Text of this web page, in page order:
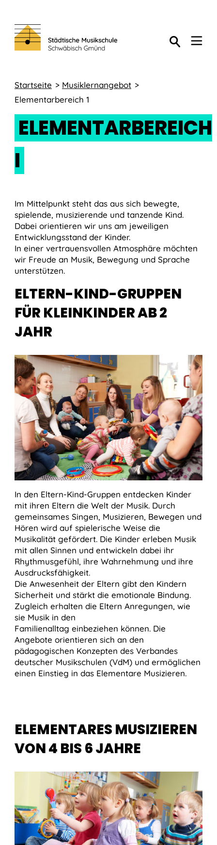
Startseite
Musiklernangebot
Elementarbereich 1
ELEMENTARBEREICH
I
Im Mittelpunkt steht das aus sich bewegte,
spielende, musizierende und tanzende Kind.
Dabei orientieren wir uns am jeweiligen
Entwicklungsstand der Kinder.
In einer vertrauensvollen Atmosphäre möchten
wir Freude an Musik, Bewegung und Sprache
unterstützen.
ELTERN-KIND-GRUPPEN
FÜR KLEINKINDER AB 2
JAHR
In den Eltern-Kind-Gruppen entdecken Kinder
mit ihren Eltern die Welt der Musik. Durch
gemeinsames Singen, Musizieren, Bewegen und
Hören wird auf spielerische Weise die
Musikalität gefördert. Die Kinder erleben Musik
mit allen Sinnen und entwickeln dabei ihr
Rhythmusgefühl, ihre Wahrnehmung und ihre
Ausdrucksfähigkeit.
Die Anwesenheit der Eltern gibt den Kindern
Sicherheit und stärkt die emotionale Bindung.
Zugleich erhalten die Eltern Anregungen, wie
sie Musik in den
Familienalltag einbeziehen können. Die
Angebote orientieren sich an den
pädagogischen Konzepten des Verbandes
deutscher Musikschulen (VdM) und ermöglichen
einen Einstieg in das Elementare Musizieren.
ELEMENTARES MUSIZIEREN
VON 4 BIS 6 JAHRE